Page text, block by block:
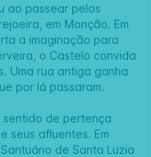
ao passear pelos
em Monção. Em
a imaginação para
o Castelo convida
Uma rua antiga ganha
por lá passaram.
de pertença
seus afluentes. Em
de Santa Luzia